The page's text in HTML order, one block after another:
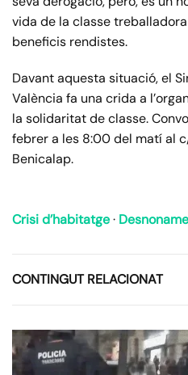
vida de la classe
beneficis rendistes.
Davant aquesta situació, el
València fa una crida a
la solidaritat de classe.
febrer a les 8:00 del matí al
Benicalap.
Crisi d’habitatge·
CONTINGUT RELACIONAT